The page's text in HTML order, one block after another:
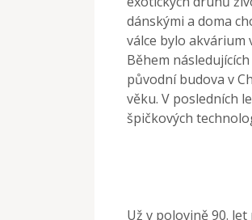
dánskými a doma
válce bylo akvárium
Během
původní budova v
věku. V posledních
špičkových
Už v polovině 90.